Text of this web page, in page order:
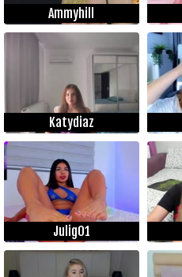
Ammyhill
Katydiaz
Julig01